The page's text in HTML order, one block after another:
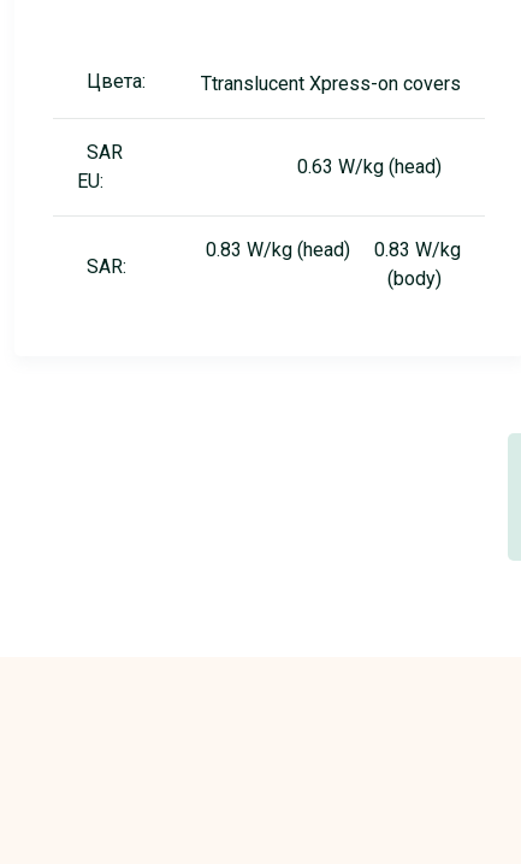
Цвета: Ttranslucent Xpress-on covers
SAR
EU:
0.63 W/kg (head)
SAR:
0.83 W/kg (head) 0.83 W/kg
(body)